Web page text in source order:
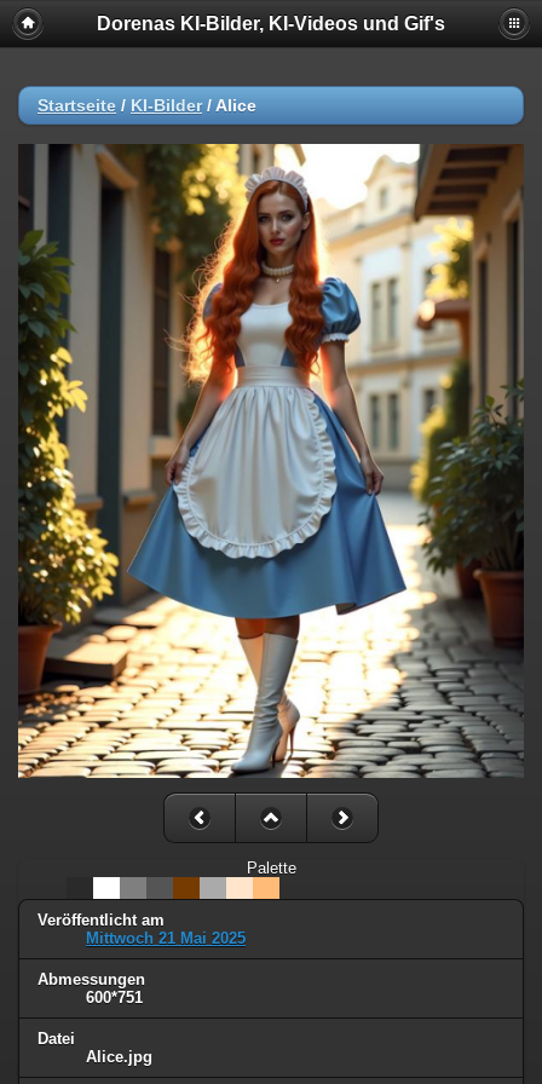
Dorenas KI-Bilder, KI-Videos und Gif's
Startseite / KI-Bilder/ Alice
Palette
Veröffentlicht am
Mittwoch 21 Mai 2025
Abmessungen
600*751
Datei
Alice.jpg